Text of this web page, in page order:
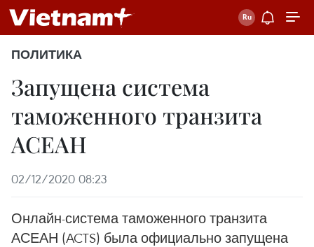
ПОЛИТИКА
Запущена система
таможенного транзита
АСЕАН
02/12/2020 08:23
Онлайн-система таможенного транзита
АСЕАН (ACTS) была официально запущена